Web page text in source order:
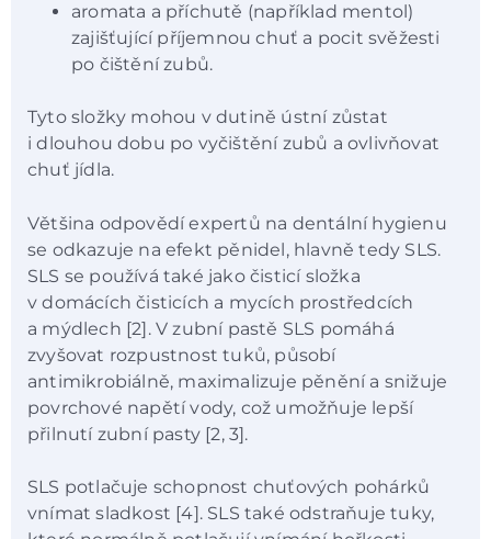
aromata a příchutě (například mentol)
zajišťující příjemnou chuť a pocit svěžesti
po čištění zubů.
Tyto složky mohou v dutině ústní zůstat
i dlouhou dobu po vyčištění zubů a ovlivňovat
chuť jídla.
Většina odpovědí expertů na dentální hygienu
se odkazuje na efekt pěnidel, hlavně tedy SLS.
SLS se používá také jako čisticí složka
v domácích čisticích a mycích prostředcích
a mýdlech [2]. V zubní pastě SLS pomáhá
zvyšovat rozpustnost tuků, působí
antimikrobiálně, maximalizuje pěnění a snižuje
povrchové napětí vody, což umožňuje lepší
přilnutí zubní pasty [2, 3].
SLS potlačuje schopnost chuťových pohárků
vnímat sladkost [4]. SLS také odstraňuje tuky,